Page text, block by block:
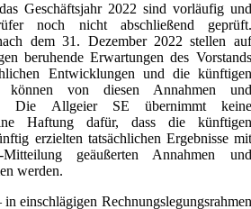
Geschäftsjahr 2022 sind vorläufig und
noch nicht abschließend geprüft.
dem 31. Dezember 2022 stellen auf
beruhende Erwartungen des Vorstands
Entwicklungen und die künftigen
können von diesen Annahmen und
Die Allgeier SE übernimmt keine
Haftung dafür, dass die künftigen
erzielten tatsächlichen Ergebnisse mit
geäußerten Annahmen und
werden.
einschlägigen Rechnungslegungsrahmen